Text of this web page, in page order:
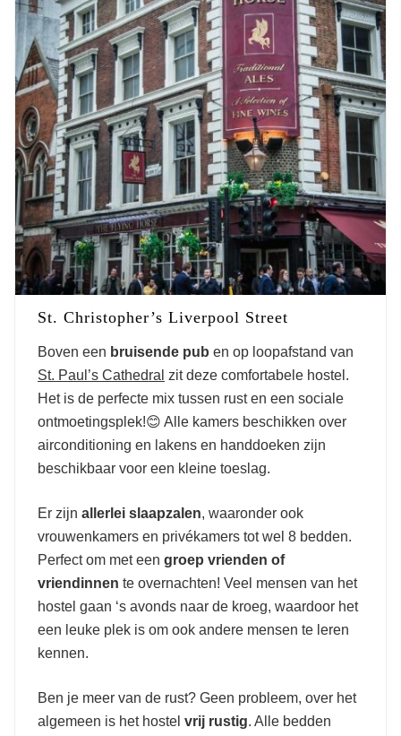
Londen
St. Christopher’s Liverpool Street
Boven een bruisende pub en op loopafstand van
St. Paul’s Cathedral zit deze comfortabele hostel.
Het is de perfecte mix tussen rust en een sociale
ontmoetingsplek!😊 Alle kamers beschikken over
airconditioning en lakens en handdoeken zijn
beschikbaar voor een kleine toeslag.
Er zijn allerlei slaapzalen, waaronder ook
vrouwenkamers en privékamers tot wel 8 bedden.
Perfect om met een groep vrienden of
vriendinnen te overnachten! Veel mensen van het
hostel gaan ‘s avonds naar de kroeg, waardoor het
een leuke plek is om ook andere mensen te leren
kennen.
Ben je meer van de rust? Geen probleem, over het
algemeen is het hostel vrij rustig. Alle bedden